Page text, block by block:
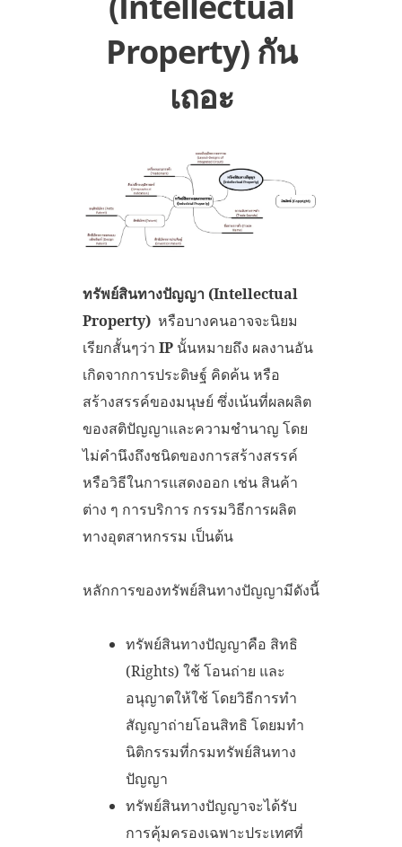
Property) กัน
เถอะ
ทรัพย์สินทางปัญญา (Intellectual
Property) หรือบางคนอาจจะนิยม
เรียกสั้นๆว่า IP นั้นหมายถึง ผลงานอัน
เกิดจากการประดิษฐ์ คิดค้น หรือ
สร้างสรรค์ของมนุษย์ ซึ่งเน้นที่ผลผลิต
ของสติปัญญาและความชำนาญ โดย
ไม่คำนึงถึงชนิดของการสร้างสรรค์
หรือวิธีในการแสดงออก เช่น สินค้า
ต่าง ๆ การบริการ กรรมวิธีการผลิต
ทางอุตสาหกรรม เป็นต้น
หลักการของทรัพย์สินทางปัญญามีดังนี้
ทรัพย์สินทางปัญญาคือ สิทธิ
(Rights) ใช้ โอนถ่าย และ
อนุญาตให้ใช้ โดยวิธีการทำ
สัญญาถ่ายโอนสิทธิ โดยมทำ
นิติกรรมที่กรมทรัพย์สินทาง
ปัญญา
ทรัพย์สินทางปัญญาจะได้รับ
การคุ้มครองเฉพาะประเทศที่